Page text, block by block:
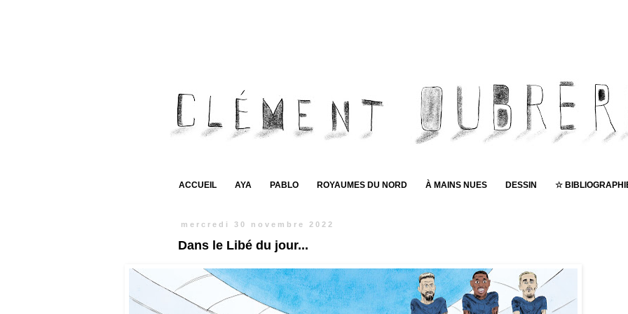
ACCUEIL AYA PABLO ROYAUMES DU NORD À MAINS NUES DESSIN ☆
mercredi 30 novembre 2022
Dans le Libé du jour...